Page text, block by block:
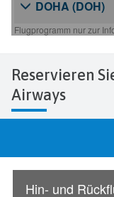
Reservieren Sie Ihre Flugtickets Qatar
Airways